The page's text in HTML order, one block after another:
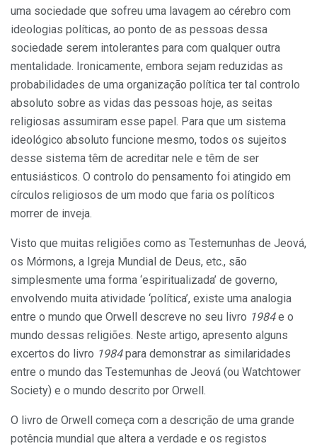
uma sociedade que sofreu uma lavagem ao cérebro com
ideologias políticas, ao ponto de as pessoas dessa
sociedade serem intolerantes para com qualquer outra
mentalidade. Ironicamente, embora sejam reduzidas as
probabilidades de uma organização política ter tal controlo
absoluto sobre as vidas das pessoas hoje, as seitas
religiosas assumiram esse papel. Para que um sistema
ideológico absoluto funcione mesmo, todos os sujeitos
desse sistema têm de acreditar nele e têm de ser
entusiásticos. O controlo do pensamento foi atingido em
círculos religiosos de um modo que faria os políticos
morrer de inveja.
Visto que muitas religiões como as Testemunhas de Jeová,
os Mórmons, a Igreja Mundial de Deus, etc., são
simplesmente uma forma ‘espiritualizada’ de governo,
envolvendo muita atividade ‘política’, existe uma analogia
entre o mundo que Orwell descreve no seu livro 1984e o
mundo dessas religiões. Neste artigo, apresento alguns
excertos do livro 1984para demonstrar as similaridades
entre o mundo das Testemunhas de Jeová (ou Watchtower
Society) e o mundo descrito por Orwell.
O livro de Orwell começa com a descrição de uma grande
potência mundial que altera a verdade e os registos